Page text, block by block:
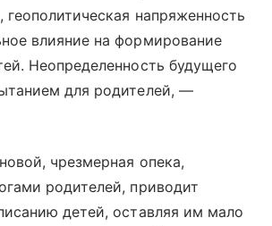
напряженность
влияние на формирование
Неопределенность будущего
для родителей, —
чрезмерная опека,
родителей, приводит
детей, оставляя им мало